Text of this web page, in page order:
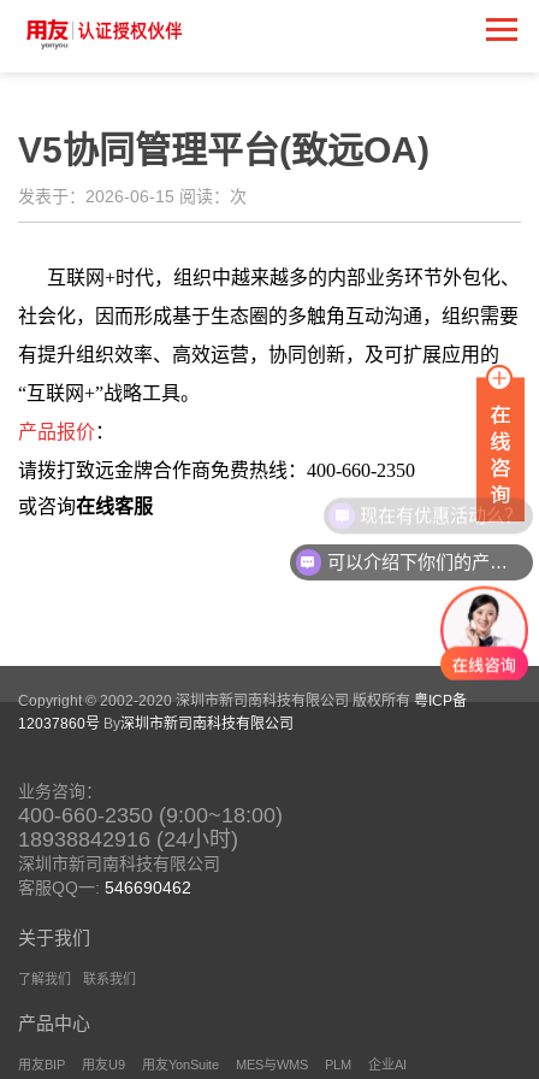
V5协同管理平台(致远OA)
发表于：2026-06-15 阅读： 次
互联网+时代，组织中越来越多的内部业务环节外包化、
社会化，因而形成基于生态圈的多触角互动沟通，组织需要
有提升组织效率、高效运营，协同创新，及可扩展应用的
“互联网+”战略工具。
产品报价：
请拨打致远金牌合作商免费热线：400-660-2350
或咨询在线客服
Copyright © 2002-2020 深圳市新司南科技有限公司 版权所有 粤ICP备
12037860号 By深圳市新司南科技有限公司
业务咨询：
400-660-2350 (9:00~18:00)
18938842916 (24小时)
深圳市新司南科技有限公司
客服QQ一: 546690462
关于我们
了解我们 联系我们
产品中心
用友BIP 用友U9 用友YonSuite MES与WMS PLM 企业AI
现在有优惠活动么？